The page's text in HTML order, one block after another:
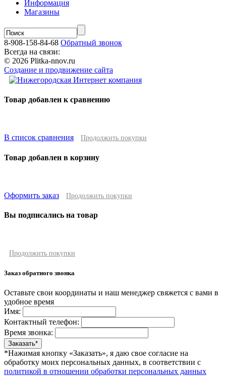
Информация
Магазины
8-908-158-84-68 Обратный звонок
Всегда на связи:
© 2026 Plitka-nnov.ru
Создание и продвижение сайта
Товар добавлен к сравнению
В список сравнения Продолжить покупки
Товар добавлен в корзину
Оформить заказ Продолжить покупки
Вы подписались на товар
Продолжить покупки
Заказ обратного звонка
Оставьте свои координаты и наш менеджер свяжется с вами в
удобное время
Имя:
Контактный телефон:
Время звонка:
*Нажимая кнопку «Заказать», я даю свое согласие на
обработку моих персональных данных, в соответствии с
политикой в отношении обработки персональных данных